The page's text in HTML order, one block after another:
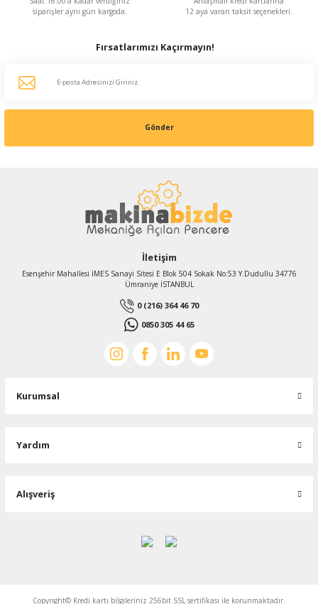
siparişler aynı gün kargoda.
12 aya varan taksit seçenekleri.
Fırsatlarımızı Kaçırmayın!
Gönder
İletişim
Esenşehir Mahallesi İMES Sanayi Sitesi E Blok 504 Sokak No:53 Y.Dudullu 34776
Ümraniye İSTANBUL
0 (216) 364 46 70
0850 305 44 65
Kurumsal
Yardım
Alışveriş
Copyright© Kredi kartı bilgileriniz 256bit SSL sertifikası ile korunmaktadır.